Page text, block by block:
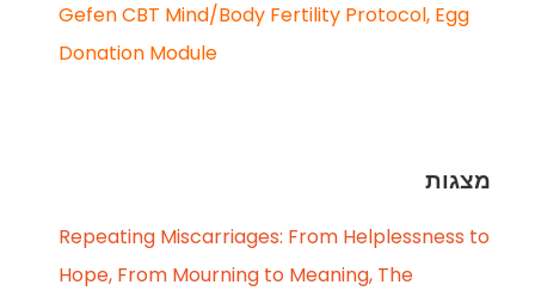
Gefen CBT Mind/Body Fertility Protocol, Egg
Donation Module
מצגות
Repeating Miscarriages: From Helplessness to
Hope, From Mourning to Meaning, The